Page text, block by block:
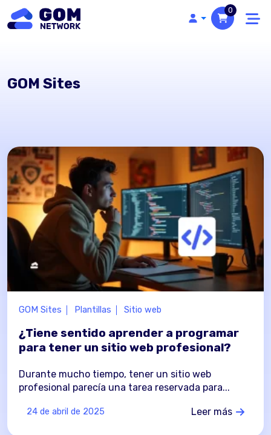
0
GOM Sites
GOM Sites Plantillas Sitio web
¿Tiene sentido aprender a programar
para tener un sitio web profesional?
Durante mucho tiempo, tener un sitio web
profesional parecía una tarea reservada para...
24 de abril de 2025 Leer más